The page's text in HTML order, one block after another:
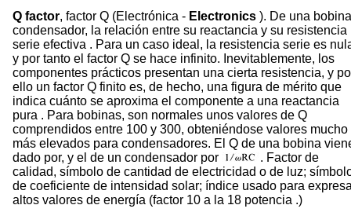
Q factor, factor Q (Electrónica - Electronics ). De una
condensador, la relación entre su reactancia y su resistencia
serie efectiva . Para un caso ideal, la resistencia serie es
y por tanto el factor Q se hace infinito. Inevitablemente, los
componentes prácticos presentan una cierta resistencia, y
ello un factor Q finito es, de hecho, una figura de mérito que
indica cuánto se aproxima el componente a una reactancia
pura . Para bobinas, son normales unos valores de Q
comprendidos entre 100 y 300, obteniéndose valores mucho
más elevados para condensadores. El Q de una bobina
dado por, y el de un condensador por
. Factor de
calidad, símbolo de cantidad de electricidad o de luz;
de coeficiente de intensidad solar; índice usado para
altos valores de energía (factor 10 a la 18 potencia .)